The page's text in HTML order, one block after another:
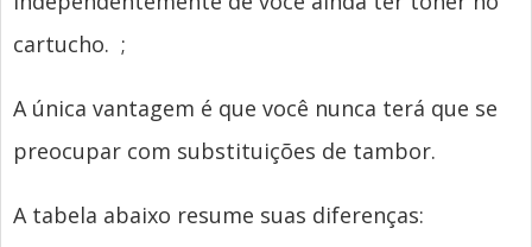
cartucho. ;
A única vantagem é que você nunca terá que se
preocupar com substituições de tambor.
A tabela abaixo resume suas diferenças: